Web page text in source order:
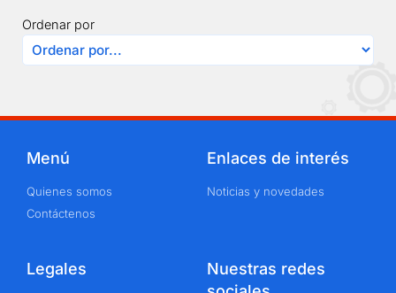
Ordenar por
Menú
Quienes somos
Contáctenos
Enlaces de interés
Noticias y novedades
Legales
Nuestras redes